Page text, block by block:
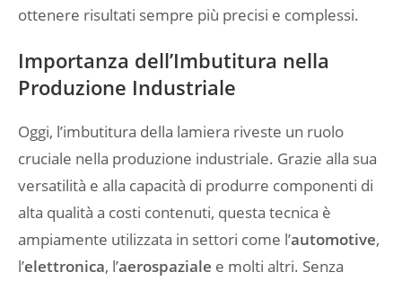
ottenere risultati sempre più precisi e complessi.
Importanza dell’Imbutitura nella
Produzione Industriale
Oggi, l’imbutitura della lamiera riveste un ruolo
cruciale nella produzione industriale. Grazie alla sua
versatilità e alla capacità di produrre componenti di
alta qualità a costi contenuti, questa tecnica è
ampiamente utilizzata in settori come l’automotive,
l’elettronica, l’aerospaziale e molti altri. Senza